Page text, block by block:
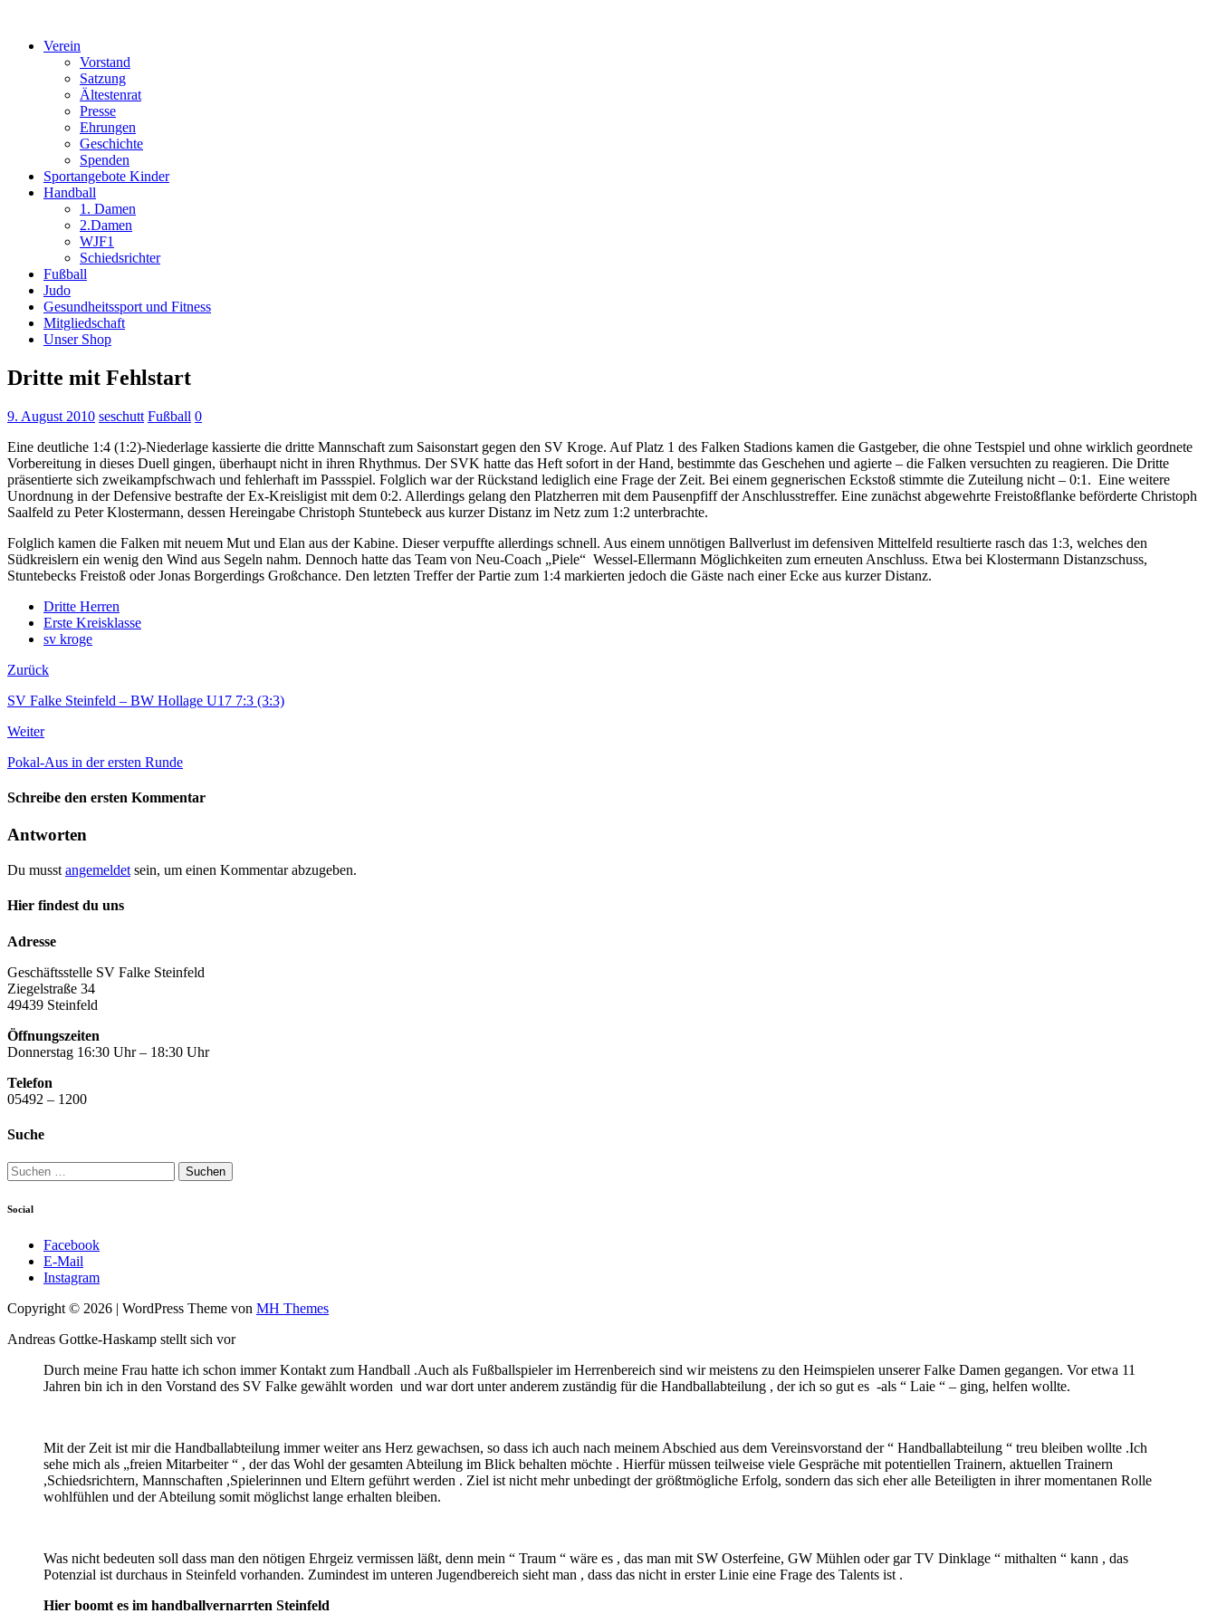
Verein
Vorstand
Satzung
Ältestenrat
Presse
Ehrungen
Geschichte
Spenden
Sportangebote Kinder
Handball
1. Damen
2.Damen
WJF1
Schiedsrichter
Fußball
Judo
Gesundheitssport und Fitness
Mitgliedschaft
Unser Shop
Dritte mit Fehlstart
9. August 2010 seschutt Fußball 0
Eine deutliche 1:4 (1:2)-Niederlage kassierte die dritte Mannschaft zum Saisonstart gegen den SV Kroge. Auf Platz 1 des Falken Stadions kamen die Gastgeber, die ohne Testspiel und ohne wirklich geordnete
Vorbereitung in dieses Duell gingen, überhaupt nicht in ihren Rhythmus. Der SVK hatte das Heft sofort in der Hand, bestimmte das Geschehen und agierte – die Falken versuchten zu reagieren. Die Dritte
präsentierte sich zweikampfschwach und fehlerhaft im Passspiel. Folglich war der Rückstand lediglich eine Frage der Zeit. Bei einem gegnerischen Eckstoß stimmte die Zuteilung nicht – 0:1. Eine weitere
Unordnung in der Defensive bestrafte der Ex-Kreisligist mit dem 0:2. Allerdings gelang den Platzherren mit dem Pausenpfiff der Anschlusstreffer. Eine zunächst abgewehrte Freistoßflanke beförderte Christoph
Saalfeld zu Peter Klostermann, dessen Hereingabe Christoph Stuntebeck aus kurzer Distanz im Netz zum 1:2 unterbrachte.
Folglich kamen die Falken mit neuem Mut und Elan aus der Kabine. Dieser verpuffte allerdings schnell. Aus einem unnötigen Ballverlust im defensiven Mittelfeld resultierte rasch das 1:3, welches den
Südkreislern ein wenig den Wind aus Segeln nahm. Dennoch hatte das Team von Neu-Coach „Piele“ Wessel-Ellermann Möglichkeiten zum erneuten Anschluss. Etwa bei Klostermann Distanzschuss,
Stuntebecks Freistoß oder Jonas Borgerdings Großchance. Den letzten Treffer der Partie zum 1:4 markierten jedoch die Gäste nach einer Ecke aus kurzer Distanz.
Dritte Herren
Erste Kreisklasse
sv kroge
Zurück
SV Falke Steinfeld – BW Hollage U17 7:3 (3:3)
Weiter
Pokal-Aus in der ersten Runde
Schreibe den ersten Kommentar
Antworten
Du musst angemeldet sein, um einen Kommentar abzugeben.
Hier findest du uns
Adresse
Geschäftsstelle SV Falke Steinfeld
Ziegelstraße 34
49439 Steinfeld
Öffnungszeiten
Donnerstag 16:30 Uhr – 18:30 Uhr
Telefon
05492 – 1200
Suche
Suchen
nach:
Social
Facebook
E-Mail
Instagram
Copyright © 2026 | WordPress Theme von MH Themes
Andreas Gottke-Haskamp stellt sich vor
Durch meine Frau hatte ich schon immer Kontakt zum Handball .Auch als Fußballspieler im Herrenbereich sind wir meistens zu den Heimspielen unserer Falke Damen gegangen. Vor etwa 11
Jahren bin ich in den Vorstand des SV Falke gewählt worden und war dort unter anderem zuständig für die Handballabteilung , der ich so gut es -als “ Laie “ – ging, helfen wollte.
Mit der Zeit ist mir die Handballabteilung immer weiter ans Herz gewachsen, so dass ich auch nach meinem Abschied aus dem Vereinsvorstand der “ Handballabteilung “ treu bleiben wollte .Ich
sehe mich als „freien Mitarbeiter “ , der das Wohl der gesamten Abteilung im Blick behalten möchte . Hierfür müssen teilweise viele Gespräche mit potentiellen Trainern, aktuellen Trainern
,Schiedsrichtern, Mannschaften ,Spielerinnen und Eltern geführt werden . Ziel ist nicht mehr unbedingt der größtmögliche Erfolg, sondern das sich eher alle Beteiligten in ihrer momentanen Rolle
wohlfühlen und der Abteilung somit möglichst lange erhalten bleiben.
Was nicht bedeuten soll dass man den nötigen Ehrgeiz vermissen läßt, denn mein “ Traum “ wäre es , das man mit SW Osterfeine, GW Mühlen oder gar TV Dinklage “ mithalten “ kann , das
Potenzial ist durchaus in Steinfeld vorhanden. Zumindest im unteren Jugendbereich sieht man , dass das nicht in erster Linie eine Frage des Talents ist .
Hier boomt es im handballvernarrten Steinfeld